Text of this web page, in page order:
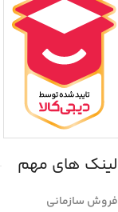
لینک های مهم
فروش سازمانی